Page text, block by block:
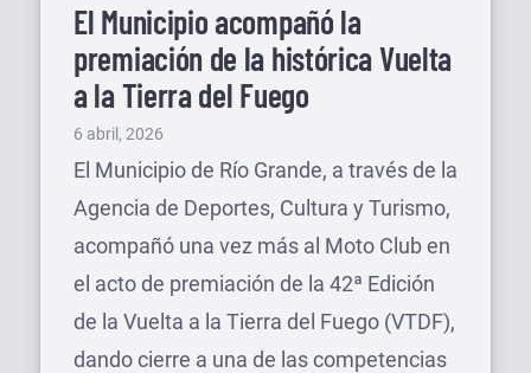
El Municipio acompañó la
premiación de la histórica Vuelta
a la Tierra del Fuego
Publicado
el
6 abril, 2026
El Municipio de Río Grande, a través de la
Agencia de Deportes, Cultura y Turismo,
acompañó una vez más al Moto Club en
el acto de premiación de la 42ª Edición
de la Vuelta a la Tierra del Fuego (VTDF),
dando cierre a una de las competencias